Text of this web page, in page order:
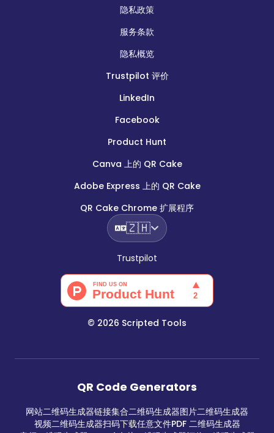
隐私政策
服务条款
隐私概览
Trustpilot 评价
LinkedIn
Facebook
Product Hunt
Canva 上的 QR Cake
Adobe Express 上的 QR Cake
QR Cake Chrome 扩展程序
🇿🇭
Trustpilot
© 2026 Scripted Tools
QR Code Generators
网站二维码生成器链接集合二维码生成器图片二维码生成器
视频二维码生成器扫码下载任意文件PDF 二维码生成器